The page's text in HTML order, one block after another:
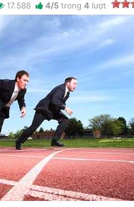
17.588 4/5 trong 4lượt